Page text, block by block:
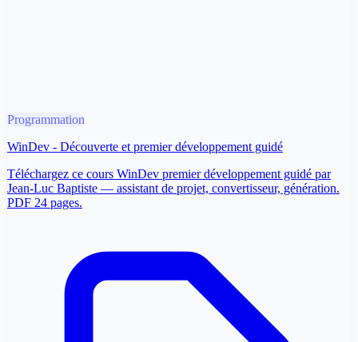
Programmation
WinDev - Découverte et premier développement guidé
Téléchargez ce cours WinDev premier développement guidé par
Jean-Luc Baptiste — assistant de projet, convertisseur, génération.
PDF 24 pages.